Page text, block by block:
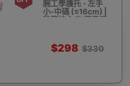
腕工學護托 - 左手
小-中碼 (≤16cm) |
腕管綜合症/類風濕
$298 $330